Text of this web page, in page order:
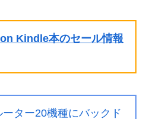
Kindle本のセール情報
ーター20機種にバックド